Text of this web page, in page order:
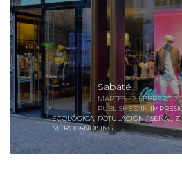
Sabaté
MARTES, 12 FEBRERO
PUBLISHED IN
ECOLÓGICA, ROTULACIÓN /
MERCHANDISING